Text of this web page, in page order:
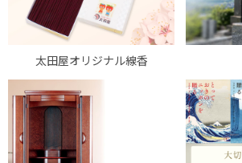
太田屋オリジナル線香